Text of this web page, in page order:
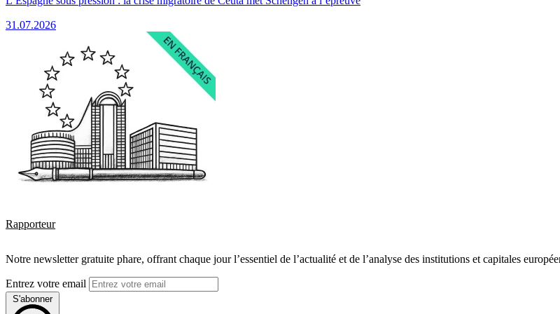
31.07.2026
Rapporteur
Notre newsletter gratuite phare, offrant chaque jour l’essentiel de l’actualité et de l’analyse des institutions et capitales
Entrez votre email
S'abonner